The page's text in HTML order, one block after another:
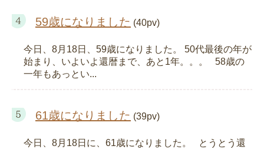
59歳になりました (40pv)
今日、8月18日、59歳になりました。 50代最後の年が
始まり、いよいよ還暦まで、あと1年。。。 58歳の
一年もあっとい...
61歳になりました (39pv)
今日、8月18日に、61歳になりました。 とうとう還